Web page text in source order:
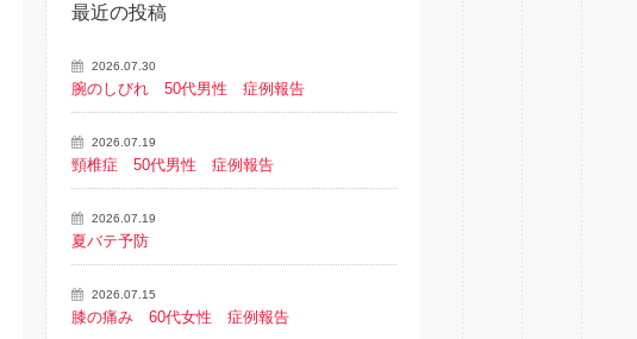
最近の投稿
2026.07.30
腕のしびれ 50代男性 症例報告
2026.07.19
頸椎症 50代男性 症例報告
2026.07.19
夏バテ予防
2026.07.15
膝の痛み 60代女性 症例報告